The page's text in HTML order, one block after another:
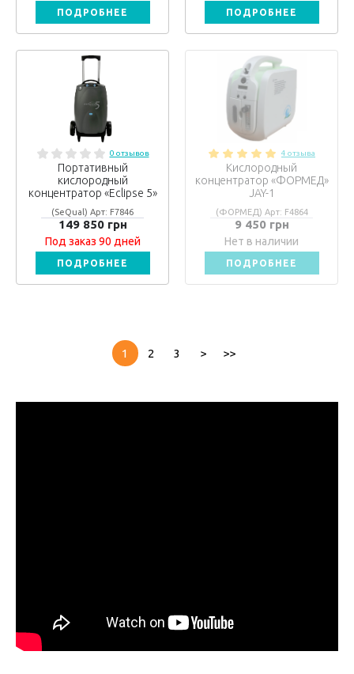
ПОДРОБНЕЕ ПОДРОБНЕЕ
0 отзывов
Портативный
кислородный
концентратор «Eclipse 5»
(SeQual) Арт: F7846
149 850 грн
Под заказ 90 дней
ПОДРОБНЕЕ
4 отзыва
Кислородный
концентратор «ФОРМЕД»
JAY-1
(ФОРМЕД) Арт: F4864
9 450 грн
Нет в наличии
ПОДРОБНЕЕ
1 2 3 > >>